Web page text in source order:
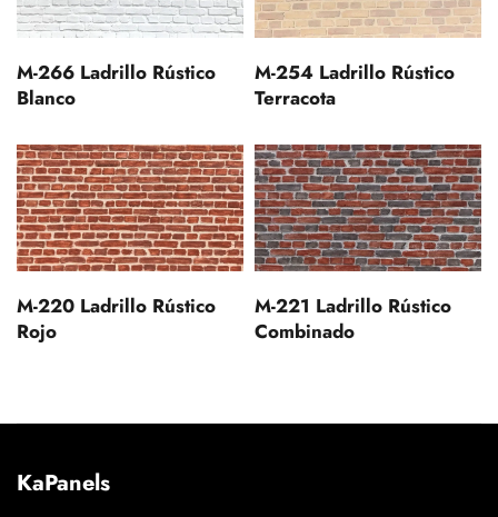
M-266 Ladrillo Rústico
Blanco
M-254 Ladrillo Rústico
Terracota
M-220 Ladrillo Rústico
Rojo
M-221 Ladrillo Rústico
Combinado
KaPanels